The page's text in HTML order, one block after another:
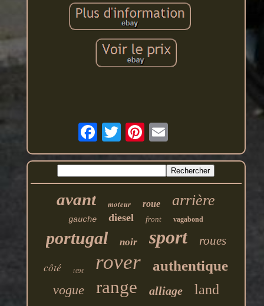
avant moteur roue arrière
gauche diesel front vagabond
portugal noir sport roues
côté l494 rover authentique
vogue range alliage land